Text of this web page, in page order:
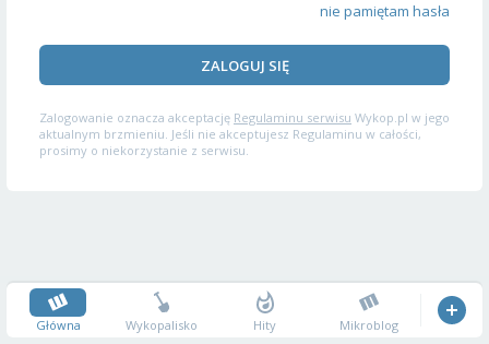
nie pamiętam hasła
ZALOGUJ SIĘ
Zalogowanie oznacza akceptację Regulaminu serwisu Wykop.pl w jego
aktualnym brzmieniu. Jeśli nie akceptujesz Regulaminu w całości,
prosimy o niekorzystanie z serwisu.
Główna Wykopalisko Hity Mikroblog